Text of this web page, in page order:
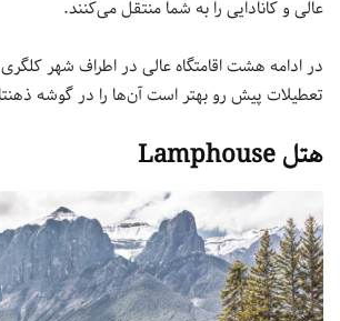
عالی و کانادایی را به شما منتقل می‌کنند.
در ادامه هشت اقامتگاه عالی در اطراف شهر
تعطیلات پیش رو بهتر است آن‌ها را در گوشه
هتل Lamphouse